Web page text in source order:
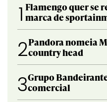
1 Flamengo quer se
marca de
2Pandora nomeia
country head
3Grupo
comercial